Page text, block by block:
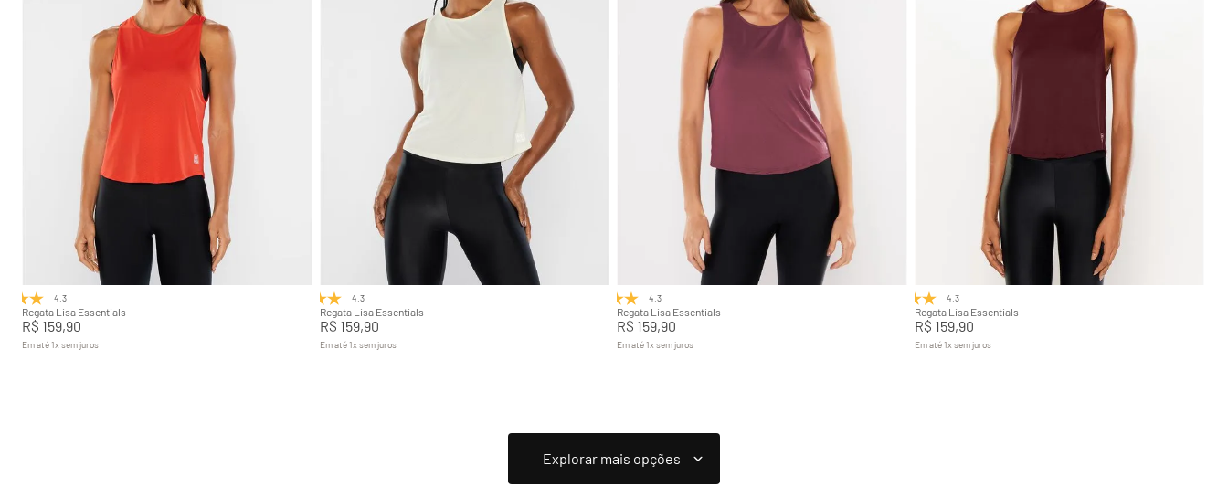
GG
Adicionar na sacola
4.3
Regata Lisa Essentials
R$ 159,90
Em até 1xsem juros
P GG
Adicionar na sacola
4.3
Regata Lisa Essentials
R$ 159,90
Em até 1xsem juros
P GG
Adicionar na sacola
4.3
Regata Lisa Essentials
R$ 159,90
Em até 1xsem juros
G
Adicionar na sacola
4.3
Regata Lisa Essentials
R$ 159,90
Em até 1xsem juros